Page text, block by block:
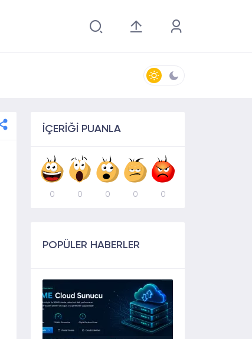
İÇERİĞİ PUANLA
0 0 0 0 0
POPÜLER HABERLER